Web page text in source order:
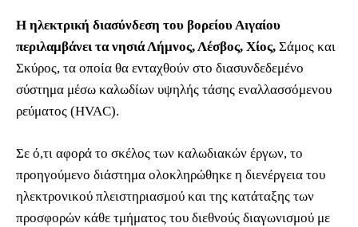
Η ηλεκτρική διασύνδεση του βορείου Αιγαίου
περιλαμβάνει τα νησιά Λήμνος, Λέσβος, Χίος, Σάμος και
Σκύρος, τα οποία θα ενταχθούν στο διασυνδεδεμένο
σύστημα μέσω καλωδίων υψηλής τάσης εναλλασσόμενου
ρεύματος (HVAC).
Σε ό,τι αφορά το σκέλος των καλωδιακών έργων, το
προηγούμενο διάστημα ολοκληρώθηκε η διενέργεια του
ηλεκτρονικού πλειστηριασμού και της κατάταξης των
προσφορών κάθε τμήματος του διεθνούς διαγωνισμού με